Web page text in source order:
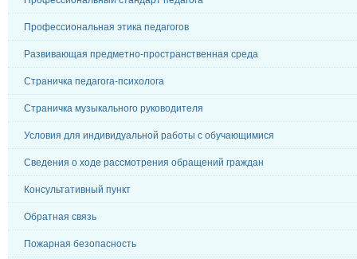
Профессиональная этика педагогов
Развивающая предметно-пространственная среда
Страничка педагога-психолога
Страничка музыкального руководителя
Условия для индивидуальной работы с обучающимися
Сведения о ходе рассмотрения обращений граждан
Консультативный пункт
Обратная связь
Пожарная безопасность